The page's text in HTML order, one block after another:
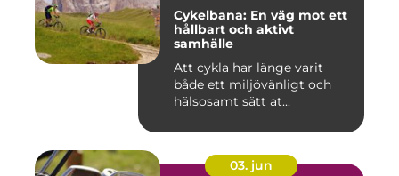
Cykelbana: En väg mot ett
hållbart och aktivt
samhälle
Att cykla har länge varit
både ett miljövänligt och
hälsosamt sätt at...
03. jun